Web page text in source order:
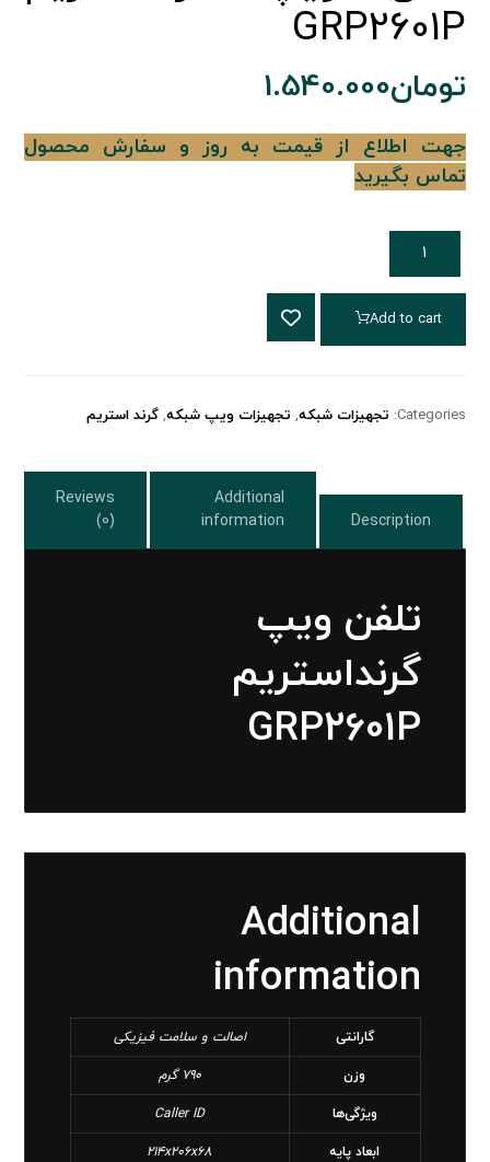
GRP2601P
تومان1.540.000
جهت اطلاع از قیمت به روز و سفارش محصول
تماس بگیرید
Add to cart
Categories: تجهیزات شبکه, تجهیزات ویپ شبکه,گرند استریم
Description
Additional
information
Reviews
(0)
تلفن ویپ
گرنداستریم
GRP2601P
Additional
information
گارانتی اصالت و سلامت فیزیکی
وزن 790 گرم
ویژگی‌ها Caller ID
ابعاد پایه 214x206x68